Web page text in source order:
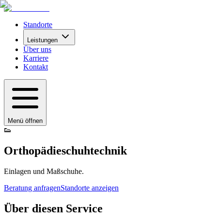
Standorte
Leistungen
Über uns
Karriere
Kontakt
Menü öffnen
👟
Orthopädieschuhtechnik
Einlagen und Maßschuhe.
Beratung anfragenStandorte anzeigen
Über diesen Service